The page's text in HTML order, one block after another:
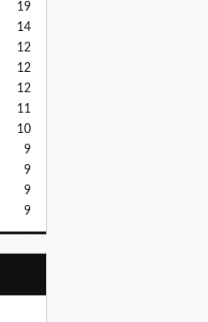
19
14
12
12
12
11
10
9
9
9
9